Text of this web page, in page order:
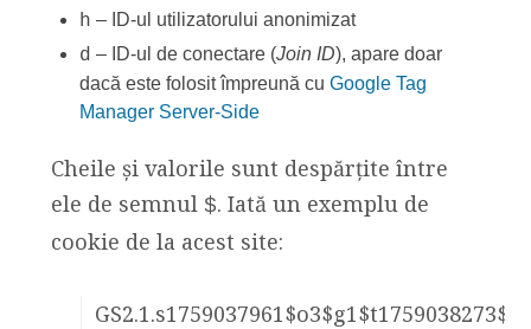
h – ID-ul utilizatorului anonimizat
d – ID-ul de conectare (Join ID), apare doar
dacă este folosit împreună cu Google Tag
Manager Server-Side
Cheile și valorile sunt despărțite între
ele de semnul $. Iată un exemplu de
cookie de la acest site: